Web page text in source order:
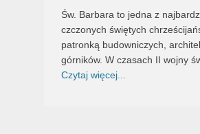
Św. Barbara to jedna z
czczonych świętych
patronką budowniczych,
górników. W czasach II wojny
Czytaj więcej...